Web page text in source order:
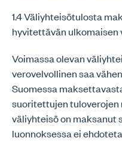
1.4 Väliyhteisötulosta
hyvitettävän
Voimassa olevan
verovelvollinen saa
Suomessa
suoritettujen tuloverojen
väliyhteisö on maksanut
luonnoksessa ei